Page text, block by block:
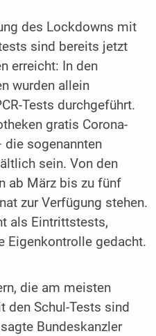
des Lockdowns mit
sind bereits jetzt
erreicht: In den
wurden allein
Tests durchgeführt.
gratis Corona-
sogenannten
sein. Von den
ab März bis zu fünf
zur Verfügung stehen.
als Eintrittstests,
Eigenkontrolle gedacht.
die am meisten
den Schul-Tests sind
Bundeskanzler